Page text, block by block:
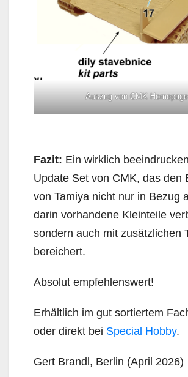
Auszug von CMK Homepage
Fazit: Ein wirklich
Update Set von CMK, das den
von Tamiya nicht nur in Bezug
darin vorhandene Kleinteile
sondern auch mit zusätzlichen
bereichert.
Absolut empfehlenswert!
Erhältlich im gut sortiertem
oder direkt bei Special Hobby.
Gert Brandl, Berlin (April 2026)